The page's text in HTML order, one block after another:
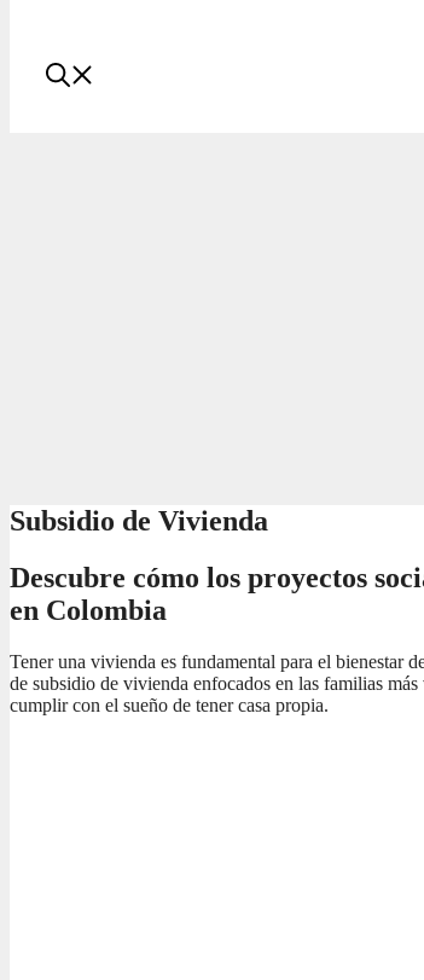
Subsidio de Vivienda
Descubre cómo los proyectos
en Colombia
Tener una vivienda es fundamental para el bienestar
de subsidio de vivienda enfocados en las familias
cumplir con el sueño de tener casa propia.